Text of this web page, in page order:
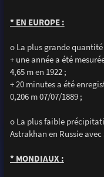
* EN EUROPE :
o La plus grande
+ une année a été
4,65 m en 1922 ;
+ 20 minutes a été
0,206 m 07/07/1889 ;
o La plus faible
Astrakhan en Russie
* MONDIAUX :